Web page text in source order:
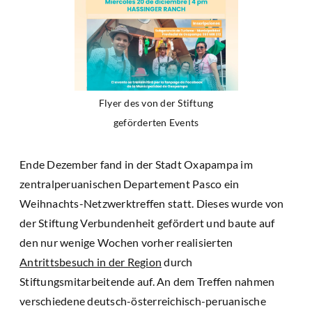
Flyer des von der Stiftung
geförderten Events
Ende Dezember fand in der Stadt Oxapampa im
zentralperuanischen Departement Pasco ein
Weihnachts-Netzwerktreffen statt. Dieses wurde von
der Stiftung Verbundenheit gefördert und baute auf
den nur wenige Wochen vorher realisierten
Antrittsbesuch in der Region durch
Stiftungsmitarbeitende auf. An dem Treffen nahmen
verschiedene deutsch-österreichisch-peruanische